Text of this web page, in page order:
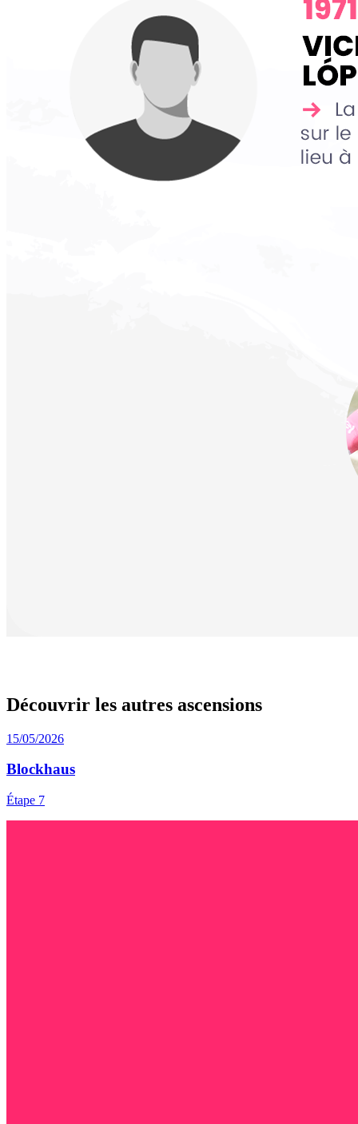
Découvrir les autres ascensions
15/05/2026
Blockhaus
Étape 7